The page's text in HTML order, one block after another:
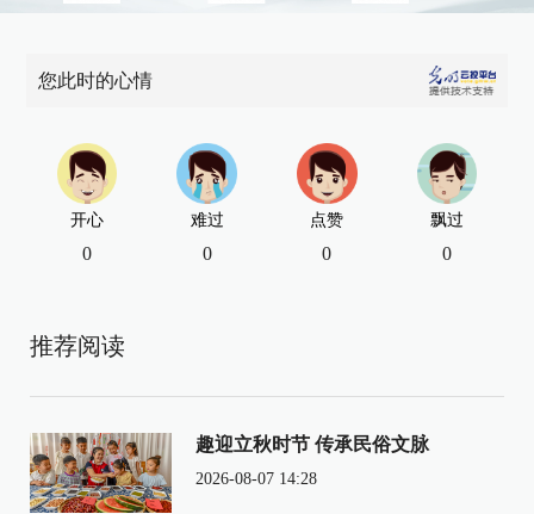
您此时的心情
开心
0
难过
0
点赞
0
飘过
0
推荐阅读
趣迎立秋时节 传承民俗文脉
2026-08-07 14:28